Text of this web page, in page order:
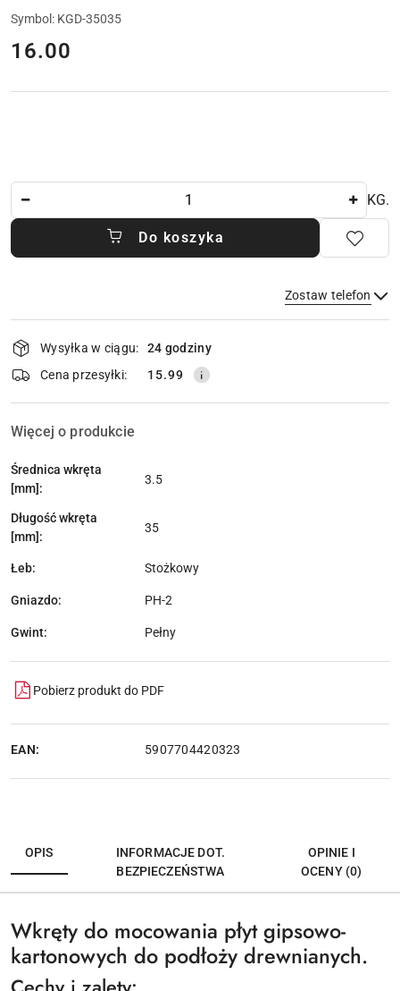
Symbol: KGD-35035
cena:
16.00
KG.
Do koszyka
Zostaw telefon
Wyślij
Dostępność
i
dostawa
Wysyłka w ciągu:
24 godziny
Cena przesyłki:
15.99
Więcej o produkcie
Średnica wkręta
[mm]:
3.5
Długość wkręta
[mm]:
35
Łeb: Stożkowy
Gniazdo: PH-2
Gwint: Pełny
Pobierz produkt do PDF
EAN: 5907704420323
OPIS
INFORMACJE DOT.
BEZPIECZEŃSTWA
OPINIE I
OCENY (0)
Wkręty do mocowania płyt gipsowo-
kartonowych do podłoży drewnianych.